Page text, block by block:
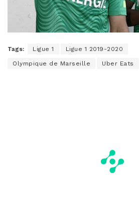
Tags: Ligue 1 Ligue 1 2019-2020
Olympique de Marseille Uber Eats